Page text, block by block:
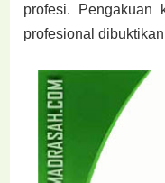
profesi. Pengakuan
profesional